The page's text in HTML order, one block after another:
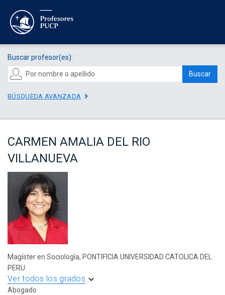
Buscar profesor(es):
Buscar
BÚSQUEDA AVANZADA
CARMEN AMALIA DEL RIO
VILLANUEVA
Magíster en Sociología, PONTIFICIA UNIVERSIDAD CATOLICA DEL
PERU
Ver todos los grados
Abogado